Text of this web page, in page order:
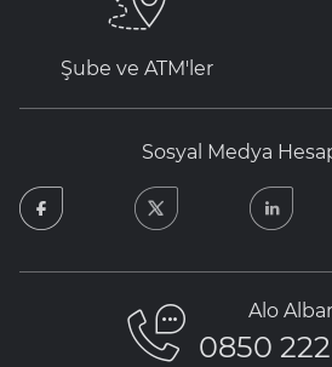
Şube ve ATM'ler
Sosyal Medya
facebook
Alo
0850